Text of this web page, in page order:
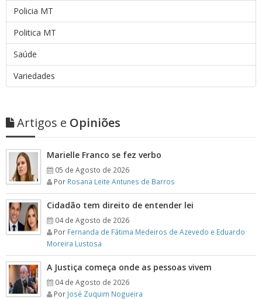
Policia MT
Politica MT
Saúde
Variedades
Artigos e Opiniões
Marielle Franco se fez verbo
05 de Agosto de 2026
Por Rosana Leite Antunes de Barros
Cidadão tem direito de entender lei
04 de Agosto de 2026
Por Fernanda de Fátima Medeiros de Azevedo e Eduardo
Moreira Lustosa
A Justiça começa onde as pessoas vivem
04 de Agosto de 2026
Por José Zuquim Nogueira